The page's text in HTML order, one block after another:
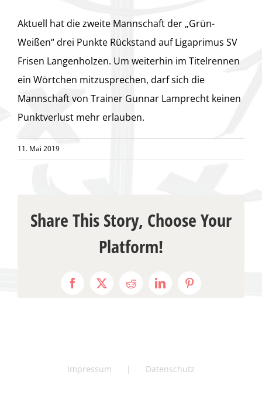
Aktuell hat die zweite Mannschaft der „Grün-
Weißen“ drei Punkte Rückstand auf Ligaprimus SV
Frisen Langenholzen. Um weiterhin im Titelrennen
ein Wörtchen mitzusprechen, darf sich die
Mannschaft von Trainer Gunnar Lamprecht keinen
Punktverlust mehr erlauben.
11. Mai 2019
Share This Story, Choose Your
Platform!
Facebook
X RedditLinkedInPinterest
Impressum Datenschutz